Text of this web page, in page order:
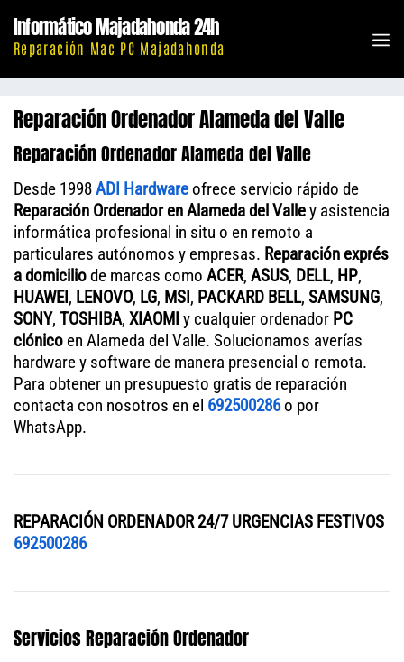
contenido
Informático Majadahonda 24h
Reparación Mac PC Majadahonda
Reparación Ordenador Alameda del Valle
Reparación Ordenador Alameda del Valle
Desde 1998ADI Hardwareofrece servicio rápido de
Reparación Ordenador en Alameda del Valley asistencia
informática profesional in situ o en remoto a
particulares autónomos y empresas. Reparación exprés
a domiciliode marcas como ACER, ASUS, DELL, HP,
HUAWEI, LENOVO, LG, MSI, PACKARD BELL, SAMSUNG,
SONY, TOSHIBA, XIAOMI y cualquier ordenador PC
clónico en Alameda del Valle. Solucionamos averías
hardware y software de manera presencial o remota.
Para obtener un presupuesto gratis de reparación
contacta con nosotros en el 692500286o por
WhatsApp.
REPARACIÓN ORDENADOR 24/7 URGENCIAS FESTIVOS
692500286
Servicios Reparación Ordenador